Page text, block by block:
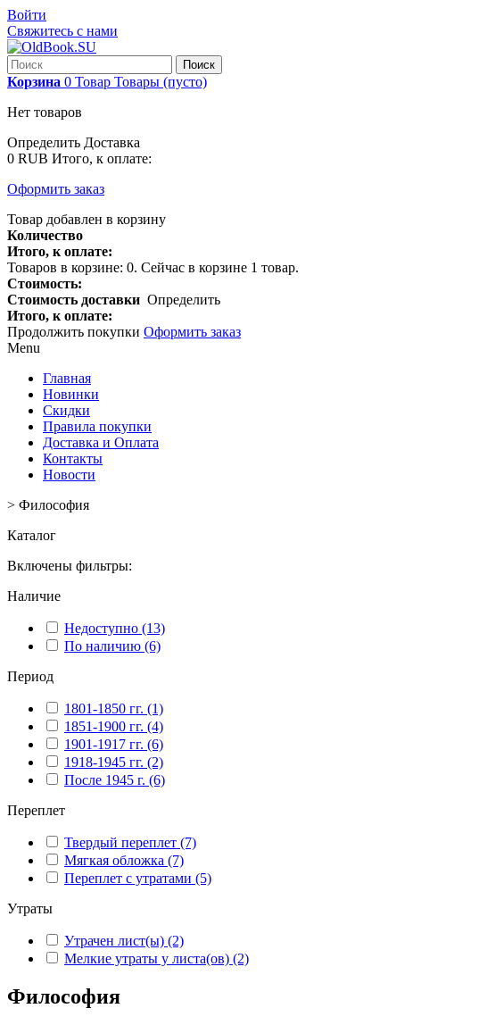
Войти
Свяжитесь с нами
Поиск
Корзина 0 Товар Товары (пусто)
Нет товаров
Определить Доставка
0 RUB Итого, к оплате:
Оформить заказ
Товар добавлен в корзину
Количество
Итого, к оплате:
Товаров в корзине: 0. Сейчас в корзине 1 товар.
Стоимость:
Стоимость доставки Определить
Итого, к оплате:
Продолжить покупки Оформить заказ
Menu
Главная
Новинки
Скидки
Правила покупки
Доставка и Оплата
Контакты
Новости
> Философия
Каталог
Включены фильтры:
Наличие
Недоступно (13)
По наличию (6)
Период
1801-1850 гг. (1)
1851-1900 гг. (4)
1901-1917 гг. (6)
1918-1945 гг. (2)
После 1945 г. (6)
Переплет
Твердый переплет (7)
Мягкая обложка (7)
Переплет с утратами (5)
Утраты
Утрачен лист(ы) (2)
Мелкие утраты у листа(ов) (2)
Философия